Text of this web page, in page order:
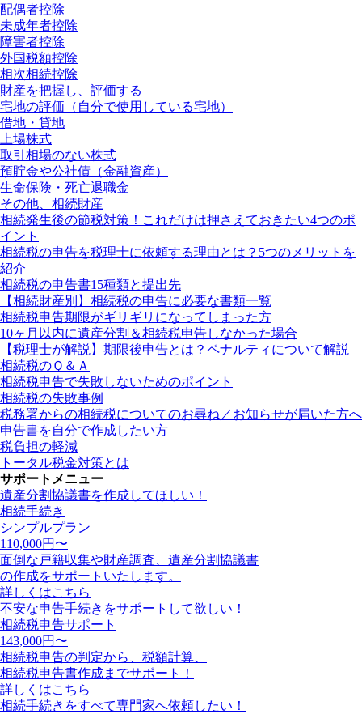
配偶者控除
未成年者控除
障害者控除
外国税額控除
相次相続控除
財産を把握し、評価する
宅地の評価（自分で使用している宅地）
借地・貸地
上場株式
取引相場のない株式
預貯金や公社債（金融資産）
生命保険・死亡退職金
その他、相続財産
相続発生後の節税対策！これだけは押さえておきたい4つのポ
イント
相続税の申告を税理士に依頼する理由とは？5つのメリットを
紹介
相続税の申告書15種類と提出先
【相続財産別】相続税の申告に必要な書類一覧
相続税申告期限がギリギリになってしまった方
10ヶ月以内に遺産分割＆相続税申告しなかった場合
【税理士が解説】期限後申告とは？ペナルティについて解説
相続税のＱ＆Ａ
相続税申告で失敗しないためのポイント
相続税の失敗事例
税務署からの相続税についてのお尋ね／お知らせが届いた方へ
申告書を自分で作成したい方
税負担の軽減
トータル税金対策とは
サポートメニュー
遺産分割協議書を作成してほしい！
相続手続き
シンプルプラン
110,000円〜
面倒な戸籍収集や財産調査、遺産分割協議書
の作成をサポートいたします。
詳しくはこちら
不安な申告手続きをサポートして欲しい！
相続税申告サポート
143,000円〜
相続税申告の判定から、税額計算、
相続税申告書作成までサポート！
詳しくはこちら
相続手続きをすべて専門家へ依頼したい！